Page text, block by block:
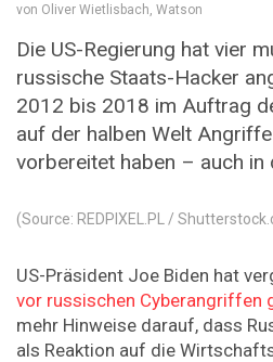
von Oliver Wietlisbach, Watson
Die US-Regierung hat vier
russische Staats-Hacker
2012 bis 2018 im Auftrag
auf der halben Welt
vorbereitet haben – auch in
(Source: REDPIXEL.PL /
US-Präsident Joe Biden hat
vor russischen Cyberangriffen
mehr Hinweise darauf, dass
als Reaktion auf die